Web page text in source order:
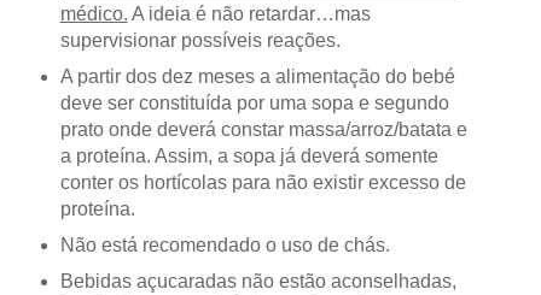
médico. A ideia é não retardar…mas
supervisionar possíveis reações.
A partir dos dez meses a alimentação do bebé
deve ser constituída por uma sopa e segundo
prato onde deverá constar massa/arroz/batata e
a proteína. Assim, a sopa já deverá somente
conter os hortícolas para não existir excesso de
proteína.
Não está recomendado o uso de chás.
Bebidas açucaradas não estão aconselhadas,